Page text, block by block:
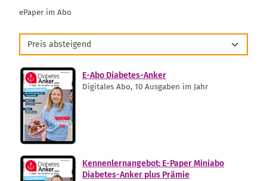
ePaper im Abo
Preis absteigend
E-Abo Diabetes-Anker
Digitales Abo, 10 Ausgaben im Jahr
Kennenlernangebot: E-Paper Miniabo
Diabetes-Anker plus Prämie